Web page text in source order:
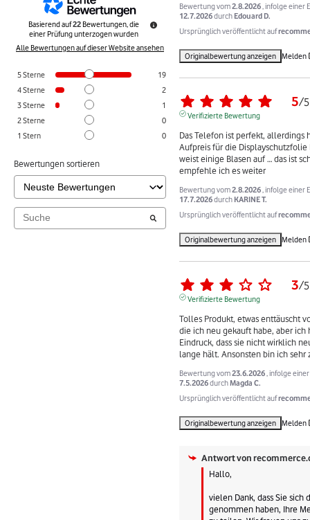
Basierend auf22 Bewertungen, die
einer Prüfung unterzogen wurden
Alle Bewertungen auf dieser Website ansehen
5Sterne
19
4Sterne
2
3Sterne
1
2Sterne
0
1 Stern 0
Bewertungen sortieren
Bewertung vom2.8.2026 , infolge einer
12.7.2026durch Edouard D.
Ursprünglich veröffentlicht auf
Originalbewertung anzeigen Melden
5/5
Verifizierte Bewertung
Das Telefon ist perfekt, allerdings
Aufpreis für die Displayschutzfolie
weist einige Blasen auf … das ist
empfehle ich es weiter
Bewertung vom2.8.2026 , infolge einer
17.7.2026durch KARINE T.
Ursprünglich veröffentlicht auf
Originalbewertung anzeigen Melden
3/5
Verifizierte Bewertung
Tolles Produkt, etwas enttäuscht
die ich neu gekauft habe, aber ich
Eindruck, dass sie nicht wirklich
lange hält. Ansonsten bin ich sehr
Bewertung vom23.6.2026 , infolge
7.5.2026durchMagda C.
Ursprünglich veröffentlicht auf
Originalbewertung anzeigen Melden
Antwort von
Hallo,
vielen Dank, dass Sie sich
genommen haben, Ihre